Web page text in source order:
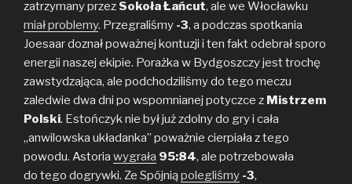
zatrzymany przez Sokoła Łańcut, ale we Włocławku
miał problemy. Przegraliśmy -3, a podczas spotkania
Joesaar doznał poważnej kontuzji i ten fakt odebrał sporo
energii naszej ekipie. Porażka w Bydgoszczy jest trochę
zawstydzająca, ale podchodziliśmy do tego meczu
zaledwie dwa dni po wspomnianej potyczce z Mistrzem
Polski. Estończyk nie był już zdolny do gry i cała
„anwilowska układanka” poważnie cierpiała z tego
powodu. Astoria wygrała 95:84, ale potrzebowała
do tego dogrywki. Ze Spójniąpolegliśmy -3,